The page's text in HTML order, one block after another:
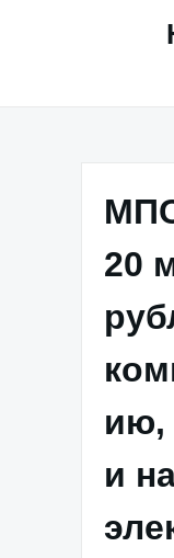
20
ию,
и